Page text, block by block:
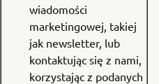
wiadomości
marketingowej, takiej
jak newsletter, lub
kontaktując się z nami,
korzystając z podanych